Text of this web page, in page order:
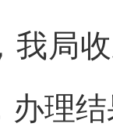
局收
办理